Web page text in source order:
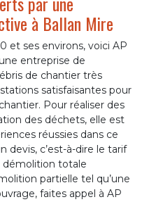
à Ballan Mire
et ses environs, voici AP
entreprise de
de chantier très
satisfaisantes pour
Pour réaliser des
des déchets, elle est
réussies dans ce
devis, c’est-à-dire le tarif
démolition totale
partielle tel qu’une
faites appel à AP